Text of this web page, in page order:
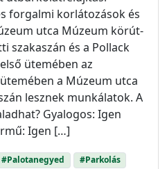
forgalmi korlátozások és
utca Múzeum körút-
szakaszán és a Pollack
ütemében az
a Múzeum utca
lesznek munkálatok. A
Gyalogos: Igen
Igen […]
#Palotanegyed #Parkolás